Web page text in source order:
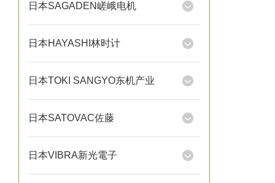
日本SAGADEN嵯峨电机
日本HAYASHI林时计
日本TOKI SANGYO东机产业
日本SATOVAC佐藤
日本VIBRA新光電子